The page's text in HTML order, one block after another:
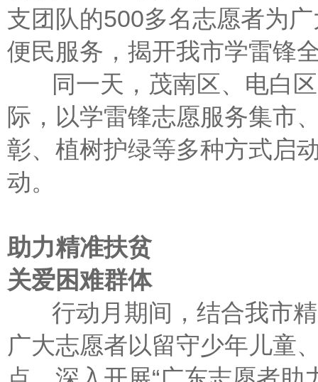
支团队的500多名志愿者为
便民服务，揭开我市学雷锋
同一天，茂南区、电白区
际，以学雷锋志愿服务集市
彰、植树护绿等多种方式启
动。
助力精准扶贫
关爱困难群体
行动月期间，结合我市精
广大志愿者以留守少年儿童